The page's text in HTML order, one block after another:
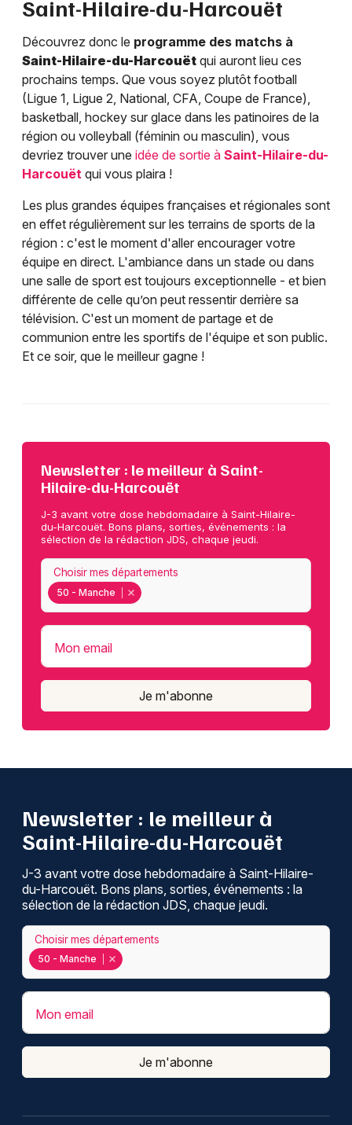
Saint-Hilaire-du-Harcouët
Découvrez donc le programme des matchs à
Saint-Hilaire-du-Harcouët qui auront lieu ces
prochains temps. Que vous soyez plutôt football
(Ligue 1, Ligue 2, National, CFA, Coupe de France),
basketball, hockey sur glace dans les patinoires de la
région ou volleyball (féminin ou masculin), vous
devriez trouver une idée de sortie à Saint-Hilaire-du-
Harcouët qui vous plaira !
Les plus grandes équipes françaises et régionales sont
en effet régulièrement sur les terrains de sports de la
région : c'est le moment d'aller encourager votre
équipe en direct. L'ambiance dans un stade ou dans
une salle de sport est toujours exceptionnelle - et bien
différente de celle qu’on peut ressentir derrière sa
télévision. C'est un moment de partage et de
communion entre les sportifs de l'équipe et son public.
Et ce soir, que le meilleur gagne !
Newsletter : le meilleur à Saint-
Hilaire-du-Harcouët
J-3 avant votre dose hebdomadaire à Saint-Hilaire-
du-Harcouët. Bons plans, sorties, événements : la
sélection de la rédaction JDS, chaque jeudi.
50 - Manche
Choisir mes départements
Mon email
Je m'abonne
Newsletter : le meilleur à
Saint-Hilaire-du-Harcouët
J-3 avant votre dose hebdomadaire à Saint-Hilaire-
du-Harcouët. Bons plans, sorties, événements : la
sélection de la rédaction JDS, chaque jeudi.
50 - Manche
Choisir mes départements
Mon email
Je m'abonne